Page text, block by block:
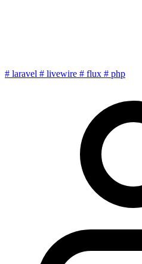
# laravel # livewire # flux # php